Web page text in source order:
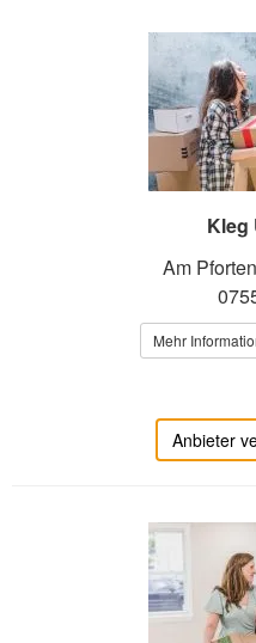
Kleg
Am
Mehr
Anbieter